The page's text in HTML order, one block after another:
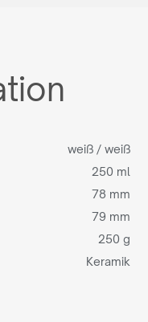
weiß / weiß
250 ml
78 mm
79 mm
250 g
Keramik